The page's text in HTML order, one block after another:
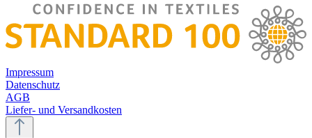
Impressum
Datenschutz
AGB
Liefer- und Versandkosten